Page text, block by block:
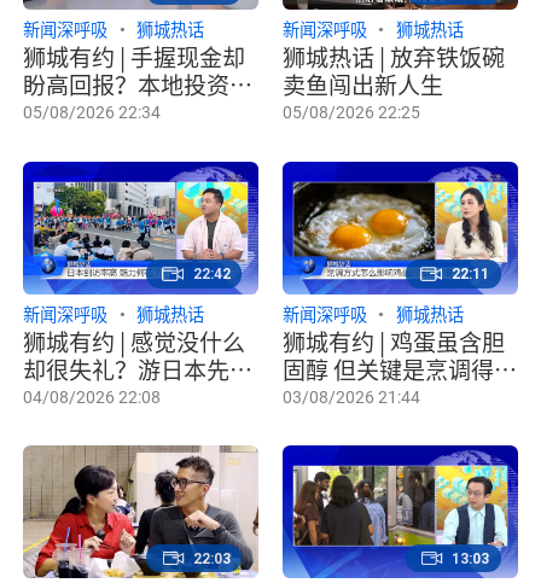
狮城有约 | 手握现金却
盼高回报？本地投资者
期望与现实落差多大？
新闻深呼吸 狮城热话
05/08/2026 22:34
狮城热话 | 放弃铁饭碗
卖鱼闯出新人生
新闻深呼吸 狮城热话
05/08/2026 22:25
狮城有约 | 感觉没什么
却很失礼？游日本先搞
懂这些！
新闻深呼吸 狮城热话
04/08/2026 22:08
22:42
狮城有约 | 鸡蛋虽含胆
固醇 但关键是烹调得
当！
新闻深呼吸 狮城热话
03/08/2026 21:44
22:11
22:03 13:03